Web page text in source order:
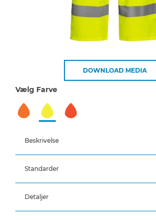
DOWNLOAD MEDIA
Vælg Farve
Beskrivelse
100% Polyester, PU belægning, 190 g/m²
Vind- og vandtæt
Vandtæthed: >20.000 MM
Standarder
Detaljer